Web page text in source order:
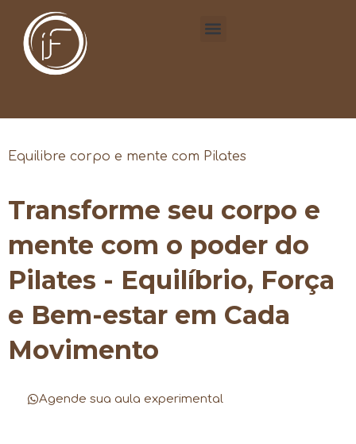
Equilibre corpo e mente com Pilates
Transforme seu corpo e
mente com o poder do
Pilates - Equilíbrio, Força
e Bem-estar em Cada
Movimento
Agende sua aula experimental